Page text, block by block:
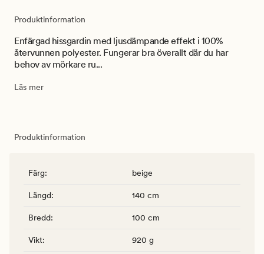
Produktinformation
Enfärgad hissgardin med ljusdämpande effekt i 100%
återvunnen polyester. Fungerar bra överallt där du har
behov av mörkare ru...
Läs mer
Produktinformation
Färg: beige
Längd: 140 cm
Bredd: 100 cm
Vikt: 920 g